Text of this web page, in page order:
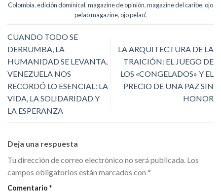
Colombia,edición dominical,magazine de opinión,magazine del caribe,ojo
pelao magazine,ojo pelao'.
CUANDO TODO SE
DERRUMBA, LA
HUMANIDAD SE LEVANTA,
VENEZUELA NOS
RECORDÓ LO ESENCIAL: LA
VIDA, LA SOLIDARIDAD Y
LA ESPERANZA
LA ARQUITECTURA DE LA
TRAICIÓN: EL JUEGO DE
LOS «CONGELADOS» Y EL
PRECIO DE UNA PAZ SIN
HONOR
Deja una respuesta
Tu dirección de correo electrónico no será publicada. Los
campos obligatorios están marcados con *
Comentario *